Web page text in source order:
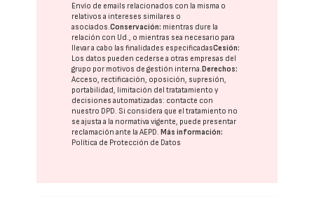
Envío de emails relacionados con la misma o
relativos a intereses similares o
asociados.Conservación: mientras dure la
relación con Ud., o mientras sea necesario para
llevar a cabo las finalidades especificadasCesión:
Los datos pueden cederse a otras empresas del
grupo por motivos de gestión interna.Derechos:
Acceso, rectificación, oposición, supresión,
portabilidad, limitación del tratatamiento y
decisiones automatizadas: contacte con
nuestro DPD . Si considera que el tratamiento no
se ajusta a la normativa vigente, puede presentar
reclamación ante laAEPD .Más información:
Política de Protección de Datos